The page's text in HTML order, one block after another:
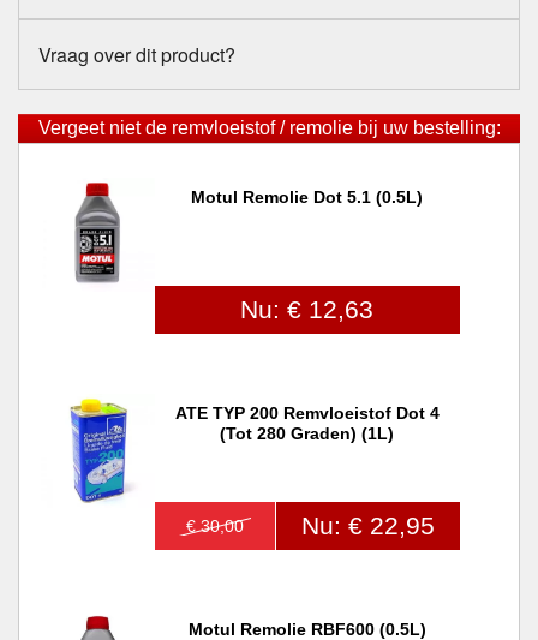
Vraag over dit product?
Vergeet niet de remvloeistof / remolie bij uw bestelling:
Motul Remolie Dot 5.1 (0.5L)
Nu: € 12,63
ATE TYP 200 Remvloeistof Dot 4
(tot 280 Graden) (1L)
€ 30,00 Nu: € 22,95
Motul Remolie RBF600 (0.5L)